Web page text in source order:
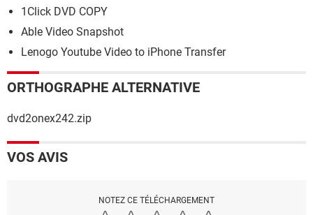
1Click DVD COPY
Able Video Snapshot
Lenogo Youtube Video to iPhone Transfer
ORTHOGRAPHE ALTERNATIVE
dvd2onex242.zip
VOS AVIS
NOTEZ CE TÉLÉCHARGEMENT